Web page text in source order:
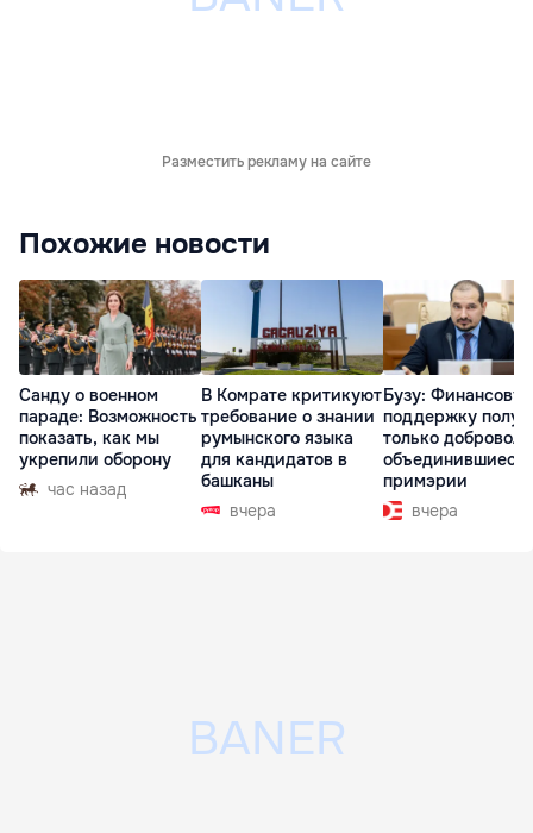
Разместить рекламу на сайте
Похожие новости
Санду о военном
параде: Возможность
показать, как мы
укрепили оборону
час назад
В Комрате критикуют
требование о знании
румынского языка
для кандидатов в
башканы
вчера
Бузу:
поддержку
только
объединившиеся
примэрии
вчера